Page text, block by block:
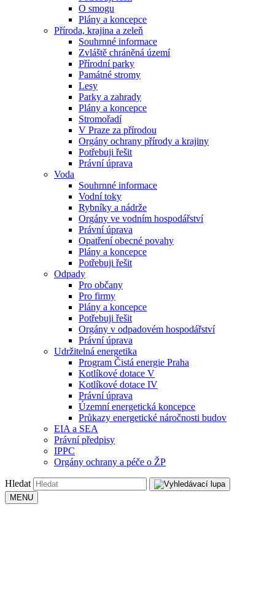
O smogu
Plány a koncepce
Příroda, krajina a zeleň
Souhrnné informace
Zvláště chráněná území
Přírodní parky
Památné stromy
Lesy
Parky a zahrady
Plány a koncepce
Stromořadí
V Praze za přírodou
Orgány ochrany přírody a krajiny
Potřebuji řešit
Právní úprava
Voda
Souhrnné informace
Vodní toky
Rybníky a nádrže
Orgány ve vodním hospodářství
Právní úprava
Opatření obecné povahy
Plány a koncepce
Potřebuji řešit
Odpady
Pro občany
Pro firmy
Plány a koncepce
Potřebuji řešit
Orgány v odpadovém hospodářství
Právní úprava
Udržitelná energetika
Program Čistá energie Praha
Kotlíkové dotace V
Kotlíkové dotace IV
Právní úprava
Územní energetická koncepce
Průkazy energetické náročnosti budov
EIA a SEA
Právní předpisy
IPPC
Orgány ochrany a péče o ŽP
Hledat
MENU